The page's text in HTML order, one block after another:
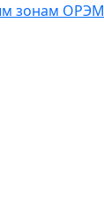
зонам ОРЭМ